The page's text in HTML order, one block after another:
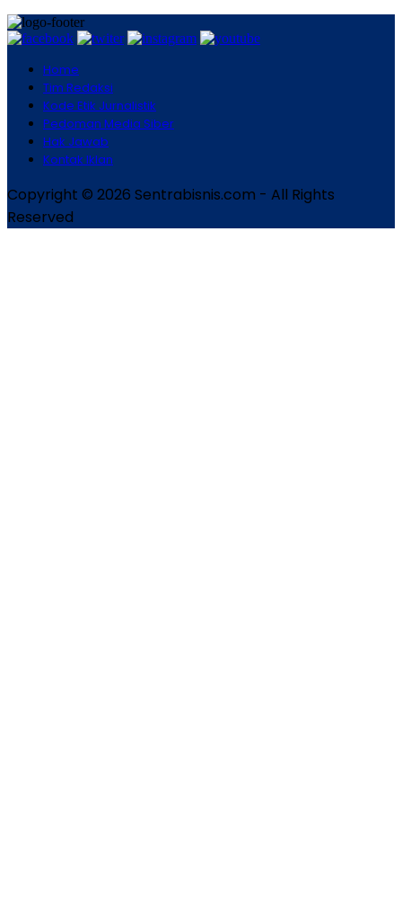
Home
Tim Redaksi
Kode Etik Jurnalistik
Pedoman Media Siber
Hak Jawab
Kontak Iklan
Copyright © 2026 Sentrabisnis.com - All Rights
Reserved